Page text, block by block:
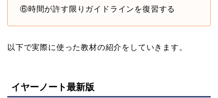
⑥時間が許す限りガイドラインを復習する
以下で実際に使った教材の紹介をしていきます。
イヤーノート最新版